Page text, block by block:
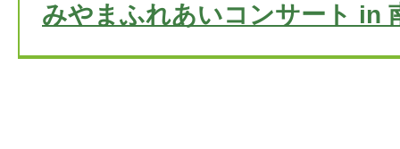
みやまふれあいコンサート in